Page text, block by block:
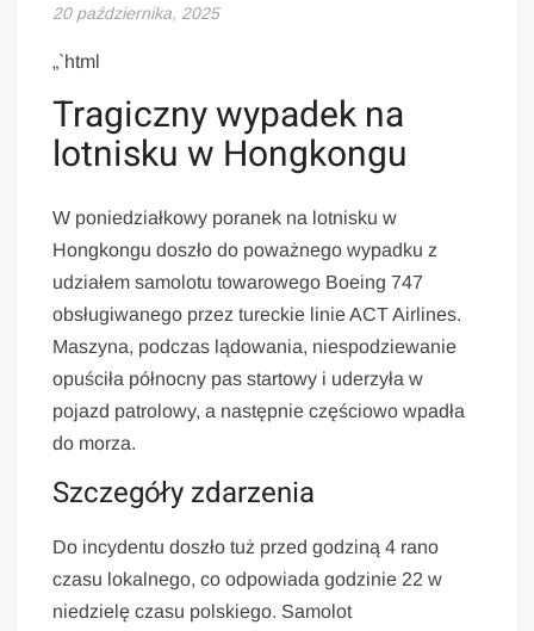
20 października, 2025
„`html
Tragiczny wypadek na
lotnisku w Hongkongu
W poniedziałkowy poranek na lotnisku w
Hongkongu doszło do poważnego wypadku z
udziałem samolotu towarowego Boeing 747
obsługiwanego przez tureckie linie ACT Airlines.
Maszyna, podczas lądowania, niespodziewanie
opuściła północny pas startowy i uderzyła w
pojazd patrolowy, a następnie częściowo wpadła
do morza.
Szczegóły zdarzenia
Do incydentu doszło tuż przed godziną 4 rano
czasu lokalnego, co odpowiada godzinie 22 w
niedzielę czasu polskiego. Samolot